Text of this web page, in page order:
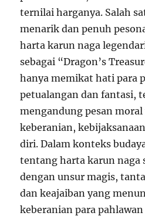
ternilai harganya. Salah
menarik dan penuh
harta karun naga
sebagai “Dragon’s
hanya memikat hati para
petualangan dan fantasi,
mengandung pesan
keberanian,
diri. Dalam konteks
tentang harta karun naga
dengan unsur magis,
dan keajaiban yang
keberanian para